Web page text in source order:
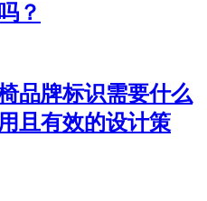
？
品牌标识需要什么
且有效的设计策